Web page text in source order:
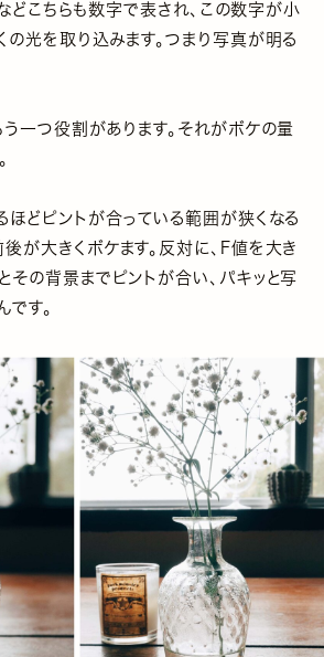
どこちらも数字で表され、この数字が小
の光を取り込みます。つまり写真が明る
う一つ役割があります。それがボケの量
ほどピントが合っている範囲が狭くなる
が大きくボケます。反対に、F値を大き
その背景までピントが合い、パキッと写
です。